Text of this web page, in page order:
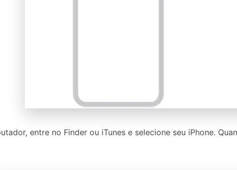
entre no Finder ou iTunes e selecione seu iPhone.